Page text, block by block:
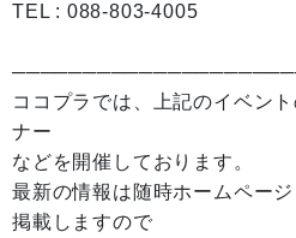
TEL : 088-803-4005
ココプラでは、上記のイベン
ナー
などを開催しております。
最新の情報は随時ホームペー
掲載しますので